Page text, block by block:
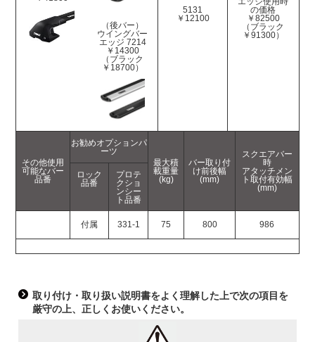
（後バー）
ウイングバー
エッジ 7214
￥14300
（ブラック
￥18700）
5131
￥12100
の価格
￥82500
（ブラック
￥91300）
その他使用
可能なバー
品番
お勧めオプションパ
ーツ
ロック
品番
プロテ
クショ
ンシー
ト品番
付属 331-1
最大積
載重量
(kg)
75
バー取り付
け前後幅
(mm)
800
スクエアバー
時
アタッチメン
ト取付有効幅
(mm)
986
取り付け・取り扱い説明書をよく理解した上で次の項目を
厳守の上、正しくお使いください。